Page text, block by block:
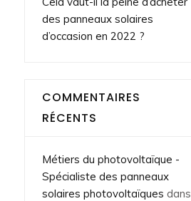
des panneaux solaires
d’occasion en 2022 ?
COMMENTAIRES
RÉCENTS
Métiers du photovoltaïque -
Spécialiste des panneaux
solaires photovoltaïques dans